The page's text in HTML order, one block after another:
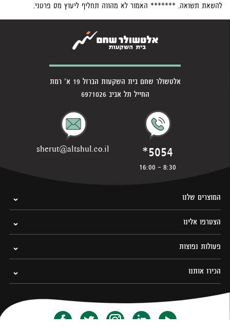
להשאת תשואה. ******* האמור לא מהווה תחליף ליעוץ מס פרטני.
אלטשולר שחם בית השקעות הברזל 19 א' רמת
החייל תל אביב 6971026
*5054
8:30 - 16:00
sherut@altshul.co.il
המוצרים שלנו
הצטרפו אלינו
פעולות נפוצות
הכירו אותנו